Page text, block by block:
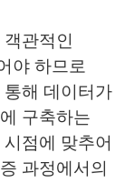
관적인
야 하므로
해 데이터가
구축하는
점에 맞추어
과정에서의